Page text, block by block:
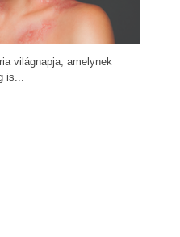
világnapja, amelynek
is...